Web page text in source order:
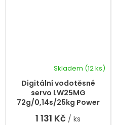
Digitální vodotěsné
servo LW25MG
72g/0,14s/25kg Power
HD
hodnocení
produktu
Skladem (12 ks)
1 131 Kč / ks